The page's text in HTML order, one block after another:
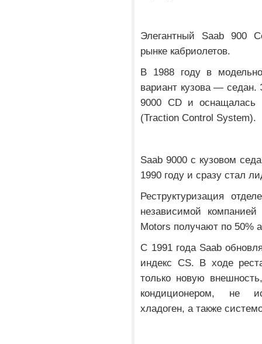
Элегантный Saab 900
рынке кабриолетов.
В 1988 году в
вариант кузова — седан.
9000 CD и оснащалась
(Traction Control System).
Saab 9000 с кузовом
1990 году и сразу стал
Реструктуризация
независимой
Motors получают по 50%
С 1991 года Saab
индекс CS. В ходе
только новую
кондиционером, не
хладоген, а также